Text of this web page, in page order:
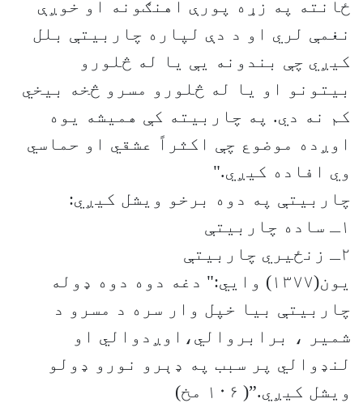
ځانته په زړه پورې اهنګونه او خوږې
نغمې لري او د دې لپاره چاربیتې بلل
کیږي چې بندونه یې یا له څلورو
بیتونو او یا له څلورو مسرو څخه بیخي
کم نه دي. په چاربیته کې همیشه یوه
اوږده موضوع چې اکثراً عشقي او حماسي
وي افاده کیږي."
چاربیتې په دوه برخو ویشل کیږي:
۱ـ ساده چاربیتې
۲ـ زنځیري چاربیتې
یون(۱۳۷۷) وایي:" دغه دوه دوه ډوله
چاربیتې بیا خپل وار سره د مسرو د
شمیر ، برابروالي،اوږدوالي او
لنډوالي پر سبب په ډېرو نورو ډولو
ویشل کیږي.”( ۱۰۶ مخ)